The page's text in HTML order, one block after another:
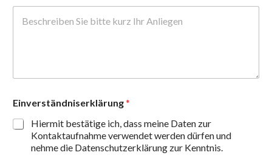
Einverständniserklärung*
Hiermit bestätige ich, dass meine Daten zur
Kontaktaufnahme verwendet werden dürfen und
nehme die Datenschutzerklärung zur Kenntnis.